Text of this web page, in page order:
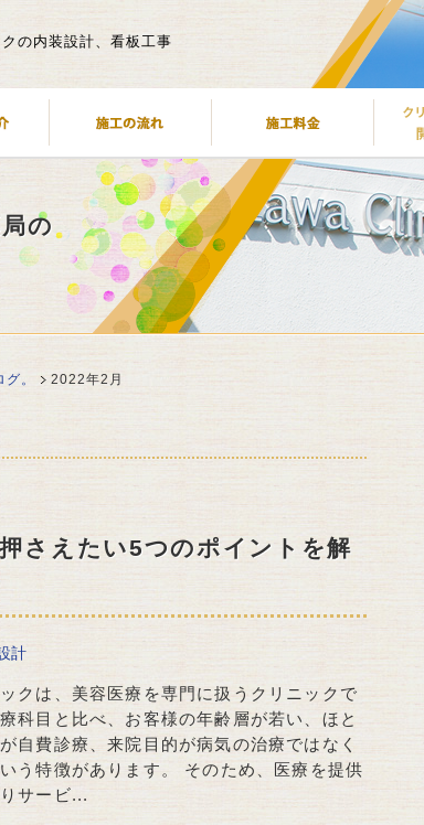
の内装設計、看板工事
の
。 2022年2月
さえたい5つのポイントを解
計
クは、美容医療を専門に扱うクリニックで
科目と比べ、お客様の年齢層が若い、ほと
自費診療、来院目的が病気の治療ではなく
う特徴があります。 そのため、医療を提供
サービ...